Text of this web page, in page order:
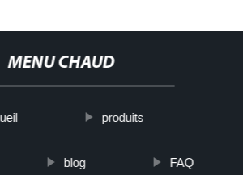
MENU CHAUD
produits
blog FAQ